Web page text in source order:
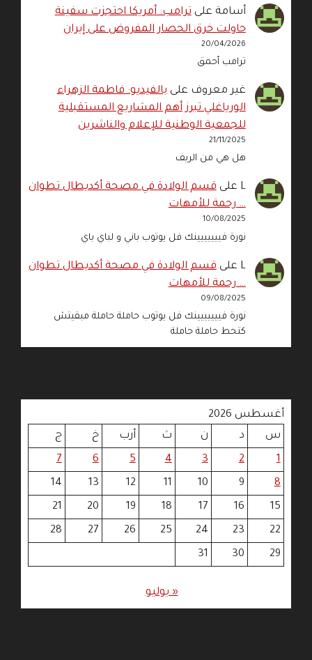
أسامة علىترامب: أمريكا احتجزت سفينة
حاولت خرق الحصار المفروض على إيران
20/04/2026
ترامب أحمق
غير معروف علىبالفيديو: فاطمة الزهراء
الورياغلي تبرز أهم المشاريع المستقبلية
للجمعية الوطنية للإعلام والناشرين
21/11/2025
هل هي من الريف
L علىقسم الولادة في مصحة أكديطال تطوان
… رحمة للأمهات
10/08/2025
نورة فييييييينك فل يوتوب باني و لباي باي
L علىقسم الولادة في مصحة أكديطال تطوان
… رحمة للأمهات
09/08/2025
نورة فييييييينك فل يوتوب حاملة حاملة مبقيتش
كتحط حاملة حاملة
أغسطس 2026
س
د ن ث أرب خ
ج
1
2
3
4
5
6
7
8
9
10
11
12
13
14
15
16
17
18
19
20
21
22
23
24
25
26
27
28
29
30
31
« يوليو